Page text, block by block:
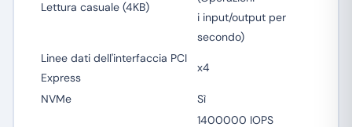
Lettura casuale (4KB)
i input/output per
secondo)
Linee dati dell'interfaccia PCI
Express
x4
NVMe
Sì
1400000 IOPS